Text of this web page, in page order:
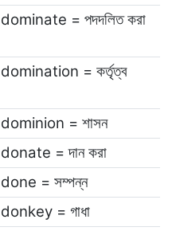
dominate = পদদলিত করা
domination = কর্তৃত্ব
dominion = শাসন
donate = দান করা
done = সম্পন্ন
donkey = গাধা